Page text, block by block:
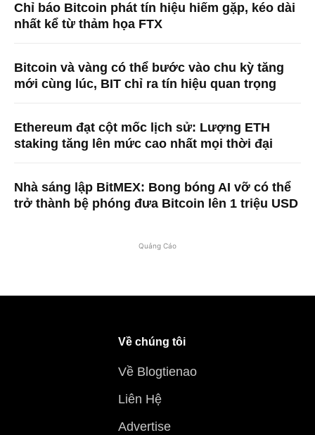
Chỉ báo Bitcoin phát tín hiệu hiếm gặp, kéo dài
nhất kể từ thảm họa FTX
Bitcoin và vàng có thể bước vào chu kỳ tăng
mới cùng lúc, BIT chỉ ra tín hiệu quan trọng
Ethereum đạt cột mốc lịch sử: Lượng ETH
staking tăng lên mức cao nhất mọi thời đại
Nhà sáng lập BitMEX: Bong bóng AI vỡ có thể
trở thành bệ phóng đưa Bitcoin lên 1 triệu USD
Quảng Cáo
Về chúng tôi
Về Blogtienao
Liên Hệ
Advertise